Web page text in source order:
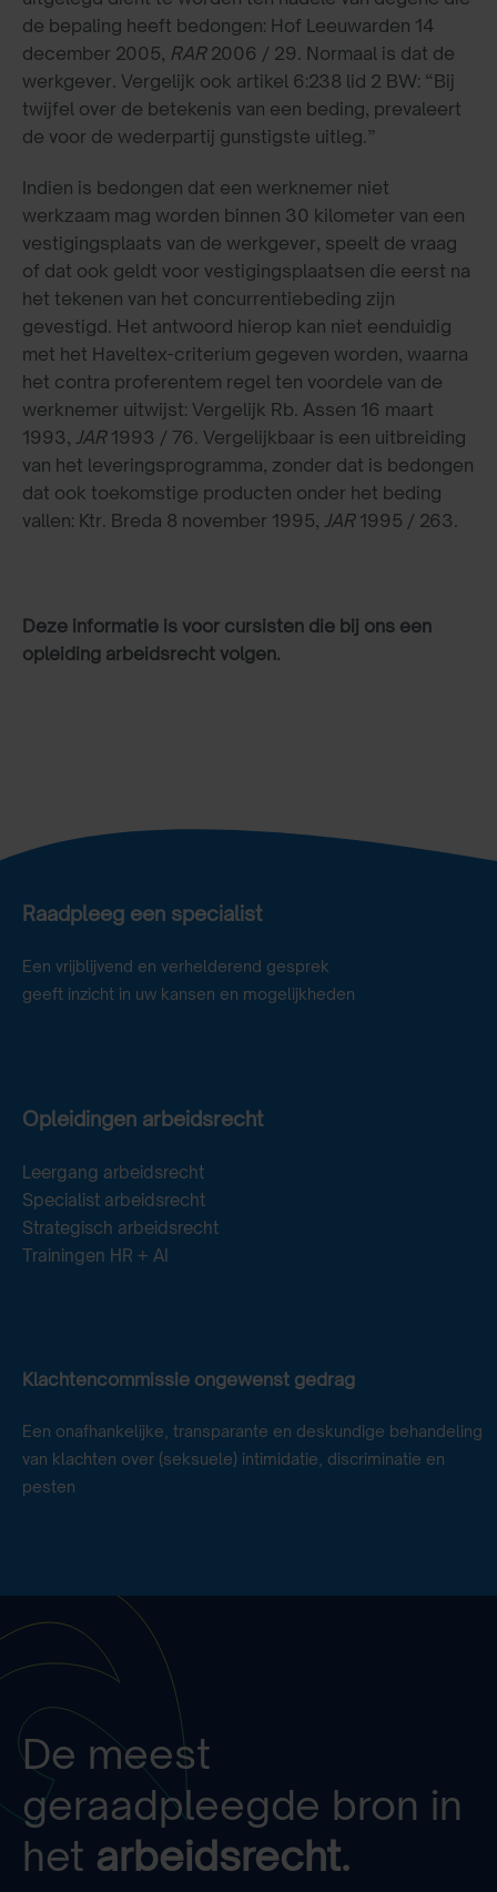
de bepaling heeft bedongen: Hof Leeuwarden 14
december 2005, RAR2006 / 29. Normaal is dat de
werkgever. Vergelijk ook artikel 6:238 lid 2 BW: “Bij
twijfel over de betekenis van een beding, prevaleert
de voor de wederpartij gunstigste uitleg.”
Indien is bedongen dat een werknemer niet
werkzaam mag worden binnen 30 kilometer van een
vestigingsplaats van de werkgever, speelt de vraag
of dat ook geldt voor vestigingsplaatsen die eerst na
het tekenen van het concurrentiebeding zijn
gevestigd. Het antwoord hierop kan niet eenduidig
met het Haveltex-criterium gegeven worden, waarna
het contra proferentem regel ten voordele van de
werknemer uitwijst: Vergelijk Rb. Assen 16 maart
1993, JAR1993 / 76. Vergelijkbaar is een uitbreiding
van het leveringsprogramma, zonder dat is bedongen
dat ook toekomstige producten onder het beding
vallen: Ktr. Breda 8 november 1995, JAR1995 / 263.
Deze informatie is voor cursisten die bij ons een
opleiding arbeidsrecht volgen.
Raadpleeg een specialist
Een vrijblijvend en verhelderend gesprek
geeft inzicht in uw kansen en mogelijkheden
Opleidingen arbeidsrecht
Leergang arbeidsrecht
Specialist arbeidsrecht
Strategisch arbeidsrecht
Trainingen HR + AI
Klachtencommissie ongewenst gedrag
Een onafhankelijke, transparante en deskundige behandeling
van klachten over (seksuele) intimidatie, discriminatie en
pesten
De meest
geraadpleegde bron in
het arbeidsrecht.